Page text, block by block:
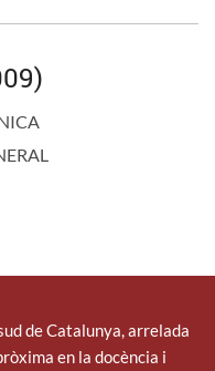
de Catalunya, arrelada
en la docència i